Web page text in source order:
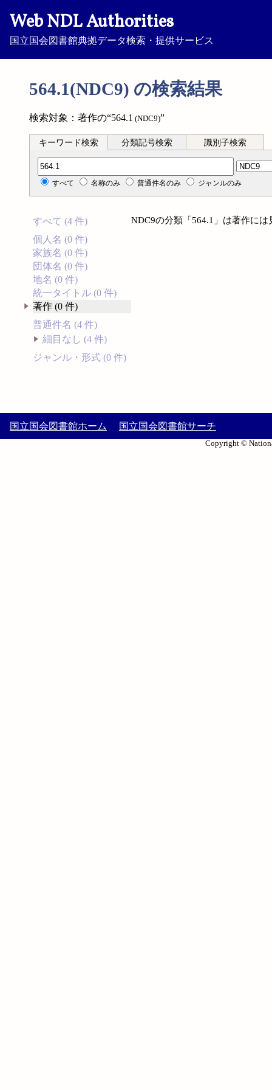
Web NDL Authorities
国立国会図書館典拠データ検索・提供サービス
564.1(NDC9) の検索結果
検索対象：著作の“564.1 (NDC9)”
キーワード検索 分類記号検索 識別子検索
分類記号検索
すべて 名称のみ 普通件名のみ ジャンルのみ
すべて (4 件)
個人名 (0 件)
家族名 (0 件)
団体名 (0 件)
地名 (0 件)
統一タイトル (0 件)
著作 (0 件)
普通件名 (4 件)
細目なし (4 件)
ジャンル・形式 (0 件)
NDC9の分類「564.1」は著作に
国立国会図書館ホーム 国立国会図書館サーチ
Copyright ©